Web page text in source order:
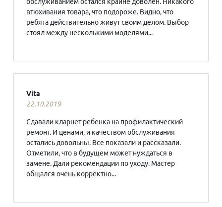
втюхивания товара, что подороже. Видно, что
ребята действительно живут своим делом. Выбор
стоял между несколькими моделями...
Vita
22.10.2019
Сдавали кларнет ребенка на профилактический
ремонт. И ценами, и качеством обслуживания
остались довольны. Все показали и рассказали.
Отметили, что в будущем может нуждаться в
замене. Дали рекомендации по уходу. Мастер
общался очень корректно...